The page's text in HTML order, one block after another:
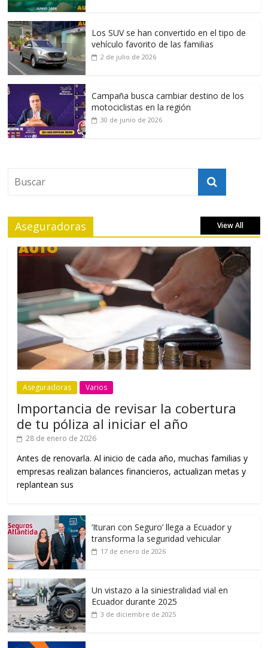
Los SUV se han convertido en el tipo de
vehículo favorito de las familias
2 de julio de 2026
Campaña busca cambiar destino de los
motociclistas en la región
30 de junio de 2026
Aseguradoras View All
Aseguradoras Varios
Importancia de revisar la cobertura
de tu póliza al iniciar el año
28 de enero de 2026
Antes de renovarla. Al inicio de cada año, muchas familias y
empresas realizan balances financieros, actualizan metas y
replantean sus
‘Ituran con Seguro’ llega a Ecuador y
transforma la seguridad vehicular
17 de enero de 2026
Un vistazo a la siniestralidad vial en
Ecuador durante 2025
3 de diciembre de 2025